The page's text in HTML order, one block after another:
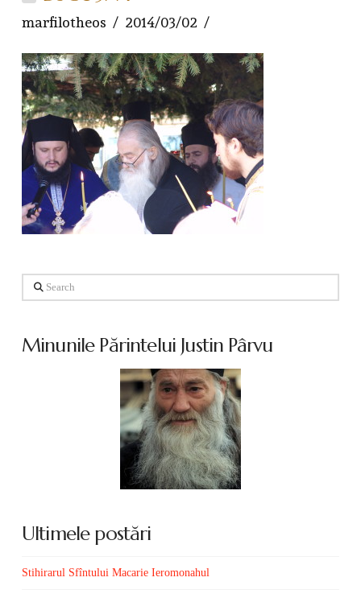
marfilotheos 2014/03/02
Search
Minunile Părintelui Justin Pârvu
Ultimele postări
Stihirarul Sfîntului Macarie Ieromonahul